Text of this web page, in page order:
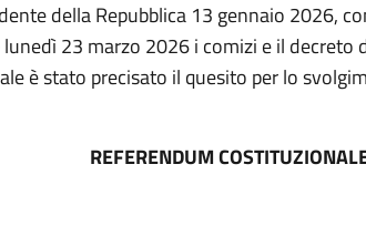
della Repubblica 13 gennaio 2026,
23 marzo 2026 i comizi e il decreto
è stato precisato il quesito per lo
REFERENDUM